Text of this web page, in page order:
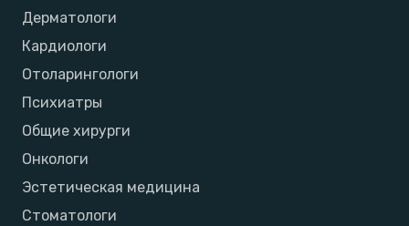
Дерматологи
Кардиологи
Отоларингологи
Психиатры
Общие хирурги
Онкологи
Эстетическая медицина
Стоматологи